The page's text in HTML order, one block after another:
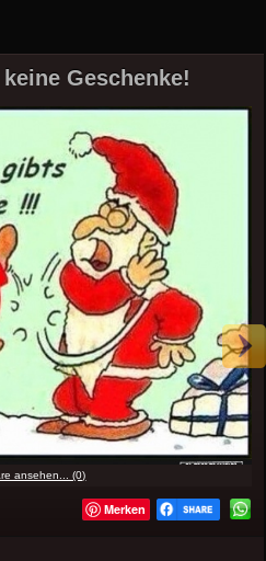
Geschenke!
ansehen... (0)
Merken